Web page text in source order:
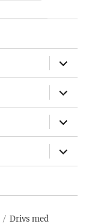
Drivs med